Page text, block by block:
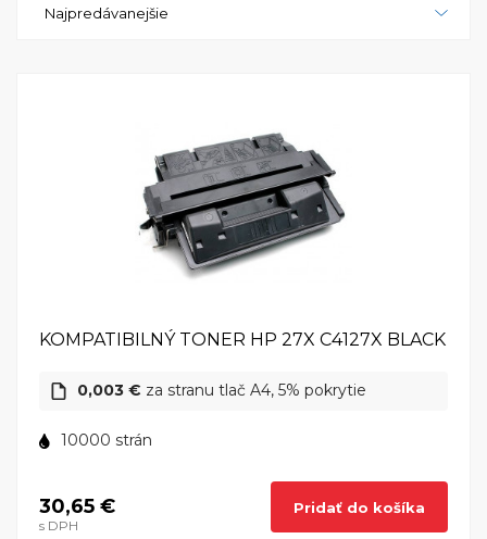
kvalitu a kompatibilitu s počítačmi Mac. S tromi
Najpredávanejšie
KOMPATIBILNÝ TONER HP 27X C4127X BLACK
0,003 € za stranu tlač A4, 5% pokrytie
10000 strán
30,65 €
s DPH
Pridať do košíka